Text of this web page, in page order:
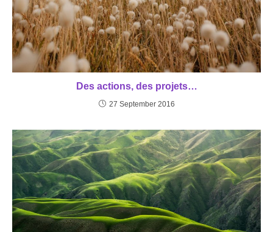
Des actions, des projets…
27 September 2016